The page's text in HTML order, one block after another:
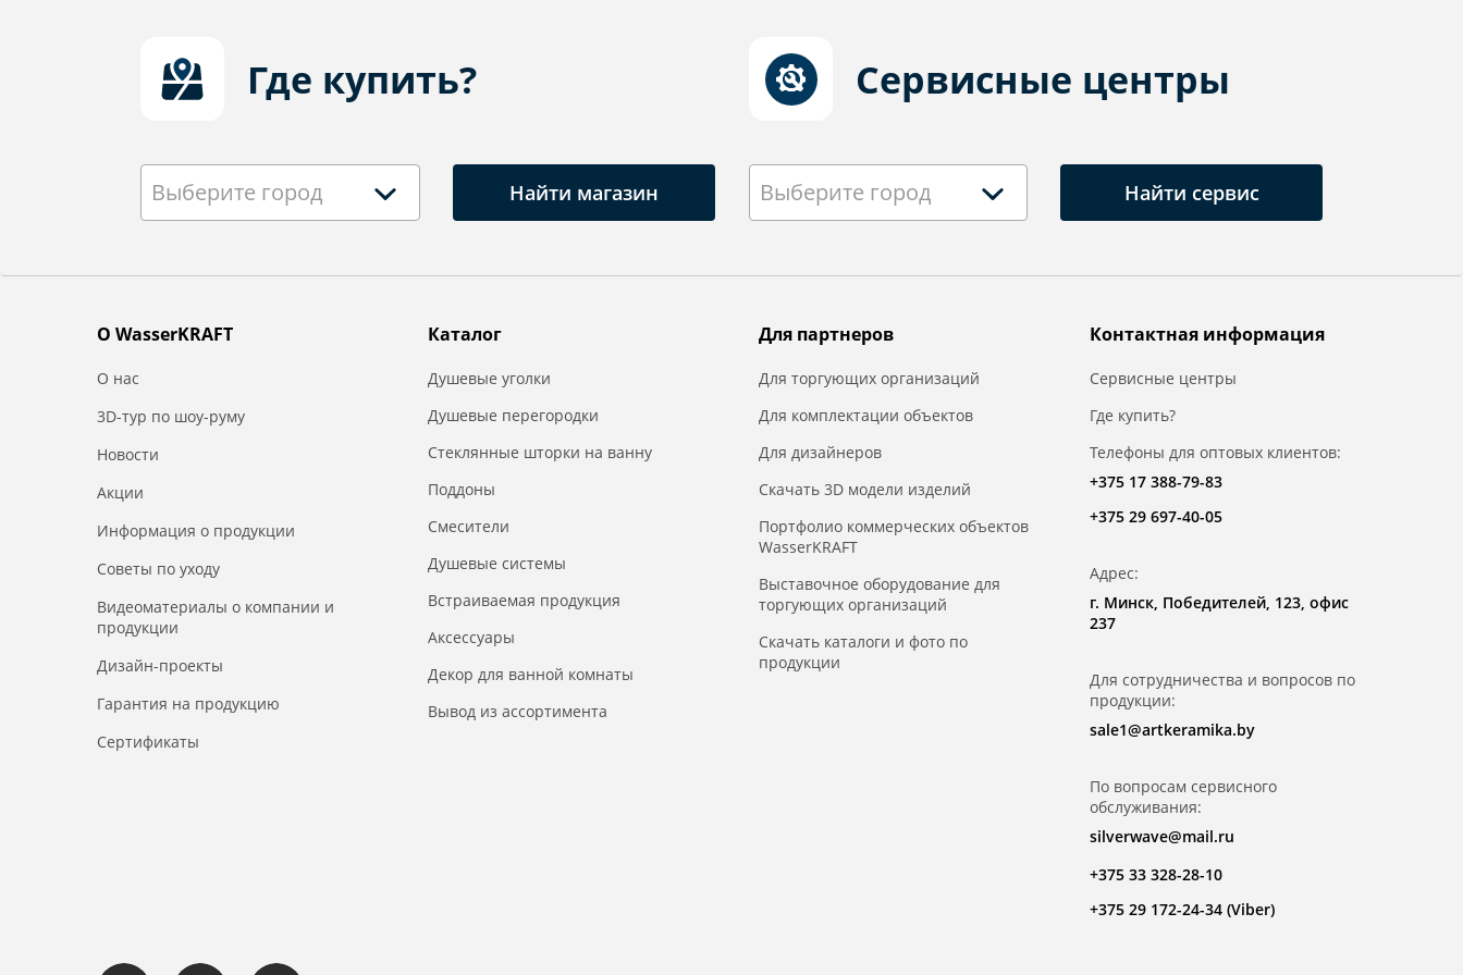
Где купить?
Выберите город Найти магазин
Сервисные центры
Выберите город Найти сервис
О WasserKRAFT
О нас
3D-тур по шоу-руму
Новости
Акции
Информация о продукции
Советы по уходу
Видеоматериалы о компании и
продукции
Дизайн-проекты
Гарантия на продукцию
Сертификаты
Каталог
Душевые уголки
Душевые перегородки
Стеклянные шторки на ванну
Поддоны
Смесители
Душевые системы
Встраиваемая продукция
Аксессуары
Декор для ванной комнаты
Вывод из ассортимента
Для партнеров
Для торгующих организаций
Для комплектации объектов
Для дизайнеров
Скачать 3D модели изделий
Портфолио коммерческих объектов
WasserKRAFT
Выставочное оборудование для
торгующих организаций
Скачать каталоги и фото по
продукции
Контактная информация
Сервисные центры
Где купить?
Телефоны для оптовых клиентов:
+375 17 388-79-83
+375 29 697-40-05
Адрес:
г. Минск, Победителей, 123, офис
237
Для сотрудничества и вопросов по
продукции:
sale1@artkeramika.by
По вопросам сервисного
обслуживания:
silverwave@mail.ru
+375 33 328-28-10
+375 29 172-24-34 (Viber)